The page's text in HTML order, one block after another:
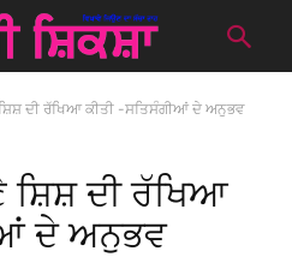
ਦੀ ਰੱਖਿਆ ਕੀਤੀ -ਸਤਿਸੰਗੀਆਂ ਦੇ ਅਨੁਭਵ
ਦੀ ਰੱਖਿਆ
ਦੇ ਅਨੁਭਵ